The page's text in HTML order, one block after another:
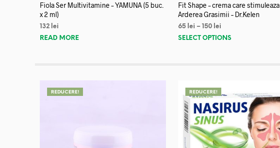
Fiola Ser Multivitamine – YAMUNA (5 buc.
x 2 ml)
132 lei
READ MORE
Fit Shape – crema care stimuleaza
Arderea Grasimii – Dr.Kelen
65 lei – 150 lei
SELECT OPTIONS
REDUCERE! REDUCERE!